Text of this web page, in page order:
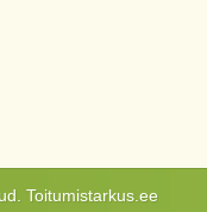
Toitumistarkus.ee